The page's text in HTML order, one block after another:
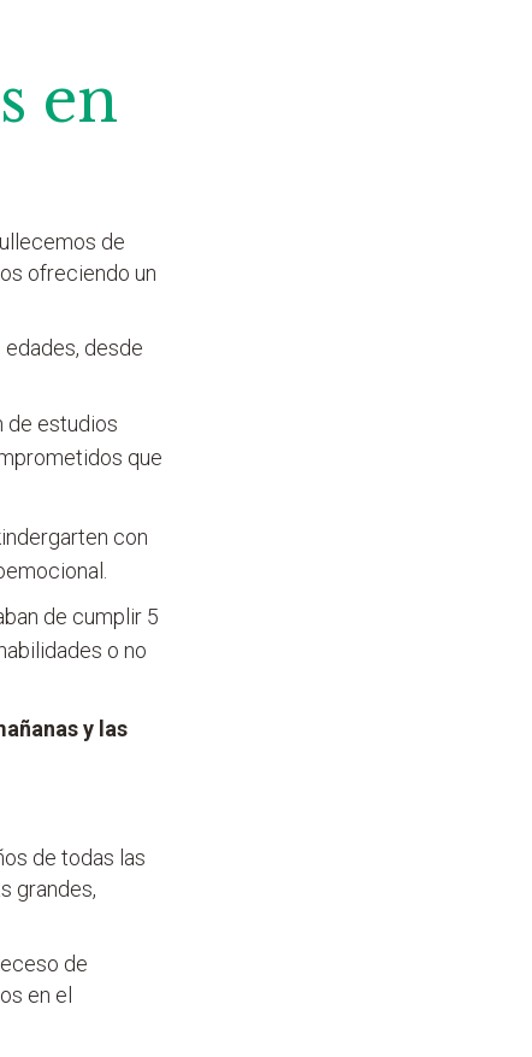
en
de
ofreciendo un
desde
de estudios
que
con
de cumplir 5
o no
y las
de todas las
grandes,
de
en el